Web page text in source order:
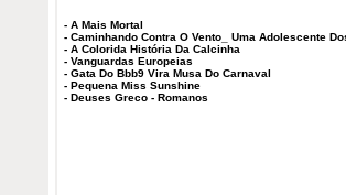
- A Mais Mortal
- Caminhando Contra O Vento_ Uma Adolescente
- A Colorida História Da Calcinha
- Vanguardas Europeias
- Gata Do Bbb9 Vira Musa Do Carnaval
- Pequena Miss Sunshine
- Deuses Greco - Romanos